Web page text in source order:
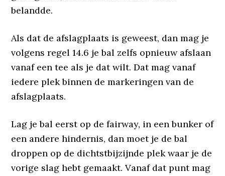
belandde.
Als dat de afslagplaats is geweest, dan mag je
volgens regel 14.6 je bal zelfs opnieuw afslaan
vanaf een tee als je dat wilt. Dat mag vanaf
iedere plek binnen de markeringen van de
afslagplaats.
Lag je bal eerst op de fairway, in een bunker of
een andere hindernis, dan moet je de bal
droppen op de dichtstbijzijnde plek waar je de
vorige slag hebt gemaakt. Vanaf dat punt mag